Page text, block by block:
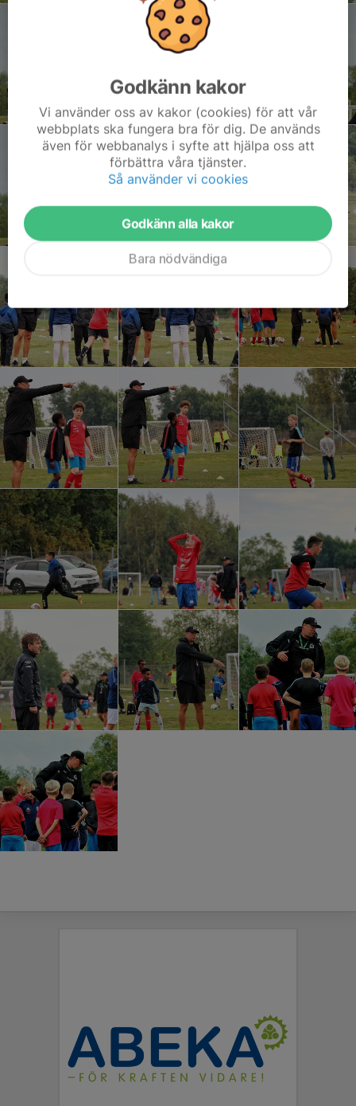
Godkänn kakor
Vi använder oss av kakor (cookies) för att vår
webbplats ska fungera bra för dig. De används
även för webbanalys i syfte att hjälpa oss att
förbättra våra tjänster.
Så använder vi cookies
Godkänn alla kakor
Bara nödvändiga